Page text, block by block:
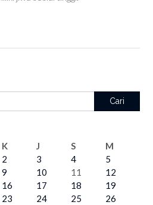
Cari
K J S
M
2 3 4
5
9 10 11
12
16 17 18
19
23 24 25
26